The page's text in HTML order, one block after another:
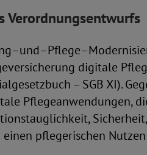
Verordnungsentwurfs
digitale
– SGB XI).
Pflegeanwendungen,
pflegerischen